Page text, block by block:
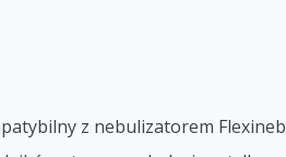
z nebulizatorem Flexineb